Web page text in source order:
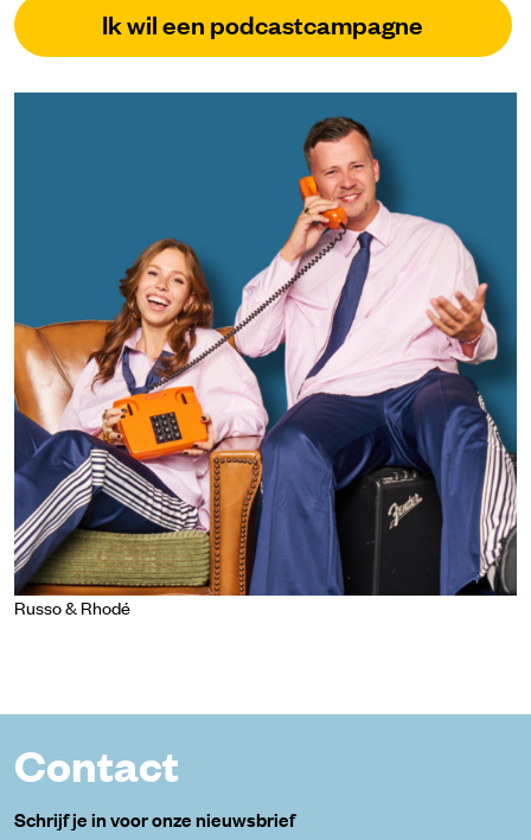
Ik wil een podcastcampagne
Russo & Rhodé
Contact
Schrijf je in voor onze nieuwsbrief